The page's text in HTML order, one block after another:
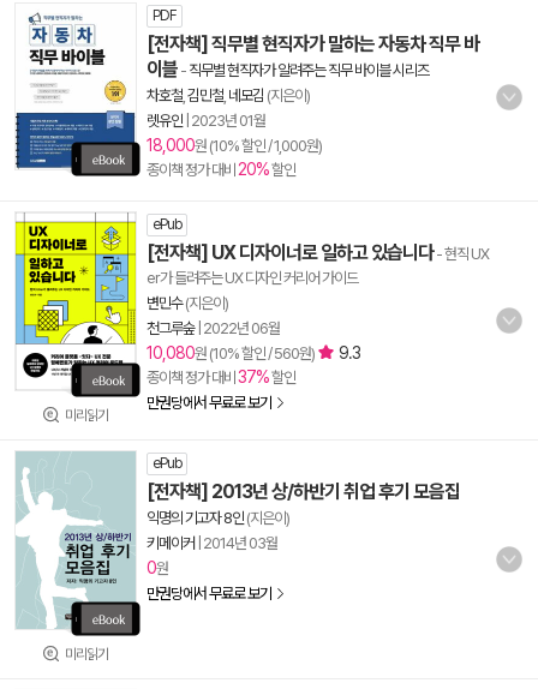
PDF
[전자책] 직무별 현직자가 말하는 자동차 직무 바
이블 - 직무별 현직자가 알려주는 직무 바이블 시리즈
차호철 김민철 네모김 (지은이)
렛유인 2023년 01월
18,000원 (10% 할인 / 1,000원)
종이책 정가 대비 20%할인
미리읽기
ePub
[전자책] UX 디자이너로 일하고 있습니다- 현직 UX
er가 들려주는 UX 디자인 커리어 가이드
변민수(지은이)
천그루숲| 2022년 06월
10,080원 (10% 할인 / 560원) 9.3
종이책 정가 대비 37%할인
만권당에서 무료로 보기
미리읽기
ePub
[전자책] 2013년 상/하반기 취업 후기 모음집
익명의 기고자 8인 (지은이)
키메이커 2014년 03월
0원
만권당에서 무료로 보기